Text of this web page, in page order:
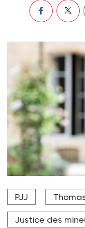
Thomas Lesueur,
généralisation de
Crédit photo Joachim
PJJ
Justice des